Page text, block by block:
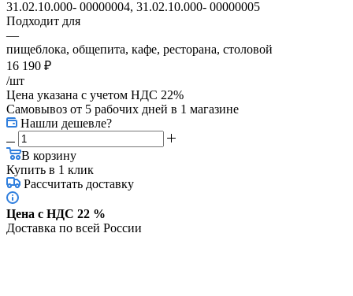
31.02.10.000- 00000004, 31.02.10.000- 00000005
Подходит для
—
пищеблока, общепита, кафе, ресторана, столовой
16 190 ₽
/шт
Цена указана с учетом НДС 22%
Самовывоз от 5 рабочих дней в 1 магазине
Нашли дешевле?
В корзину
Купить в 1 клик
Рассчитать доставку
Цена с НДС 22 %
Доставка по всей России